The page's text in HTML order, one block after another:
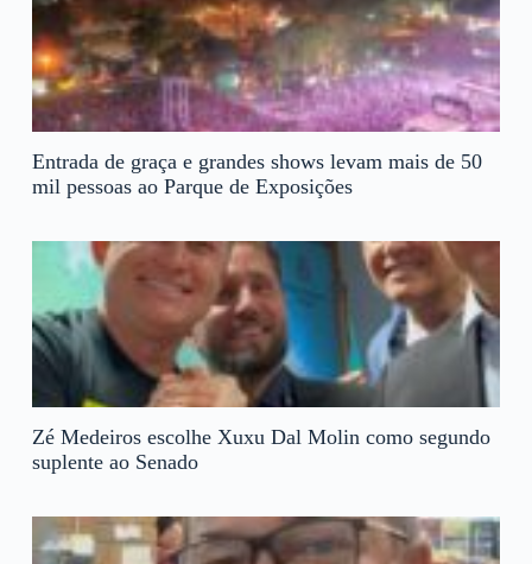
Entrada de graça e grandes shows levam mais de 50
mil pessoas ao Parque de Exposições
Zé Medeiros escolhe Xuxu Dal Molin como segundo
suplente ao Senado